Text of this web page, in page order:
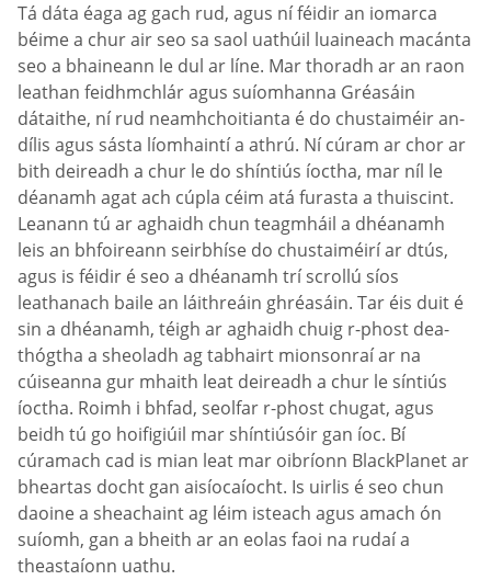
Tá dáta éaga ag gach rud, agus ní féidir an iomarca
béime a chur air seo sa saol uathúil luaineach macánta
seo a bhaineann le dul ar líne. Mar thoradh ar an raon
leathan feidhmchlár agus suíomhanna Gréasáin
dátaithe, ní rud neamhchoitianta é do chustaiméir an-
dílis agus sásta líomhaintí a athrú. Ní cúram ar chor ar
bith deireadh a chur le do shíntiús íoctha, mar níl le
déanamh agat ach cúpla céim atá furasta a thuiscint.
Leanann tú ar aghaidh chun teagmháil a dhéanamh
leis an bhfoireann seirbhíse do chustaiméirí ar dtús,
agus is féidir é seo a dhéanamh trí scrollú síos
leathanach baile an láithreáin ghréasáin. Tar éis duit é
sin a dhéanamh, téigh ar aghaidh chuig r-phost dea-
thógtha a sheoladh ag tabhairt mionsonraí ar na
cúiseanna gur mhaith leat deireadh a chur le síntiús
íoctha. Roimh i bhfad, seolfar r-phost chugat, agus
beidh tú go hoifigiúil mar shíntiúsóir gan íoc. Bí
cúramach cad is mian leat mar oibríonn BlackPlanet ar
bheartas docht gan aisíocaíocht. Is uirlis é seo chun
daoine a sheachaint ag léim isteach agus amach ón
suíomh, gan a bheith ar an eolas faoi na rudaí a
theastaíonn uathu.